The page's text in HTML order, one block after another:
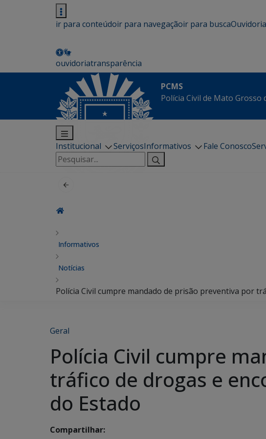
ir para conteúdoir para navegaçãoir para buscaOuvidoria
ouvidoriatransparência
PCMS
Polícia Civil de Mato Grosso
Institucional ServiçosInformativos Fale Conosco
Pesquisar
por:
Informativos
Notícias
Polícia Civil cumpre mandado de prisão preventiva por
Geral
Polícia Civil cumpre
tráfico de drogas e
do Estado
Compartilhar: